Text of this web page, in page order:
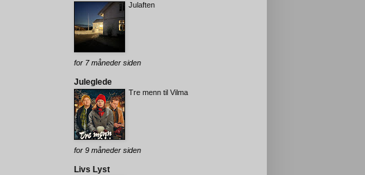
Julaften
for 7 måneder siden
Juleglede
Tre menn til Vilma
for 9 måneder siden
Livs Lyst